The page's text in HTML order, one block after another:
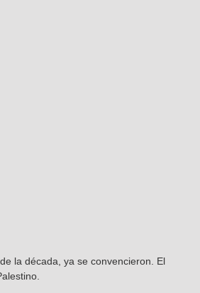
la década, ya se convencieron. El